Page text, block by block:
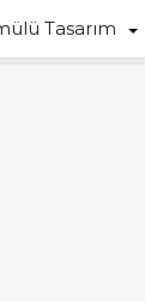
Tasarım